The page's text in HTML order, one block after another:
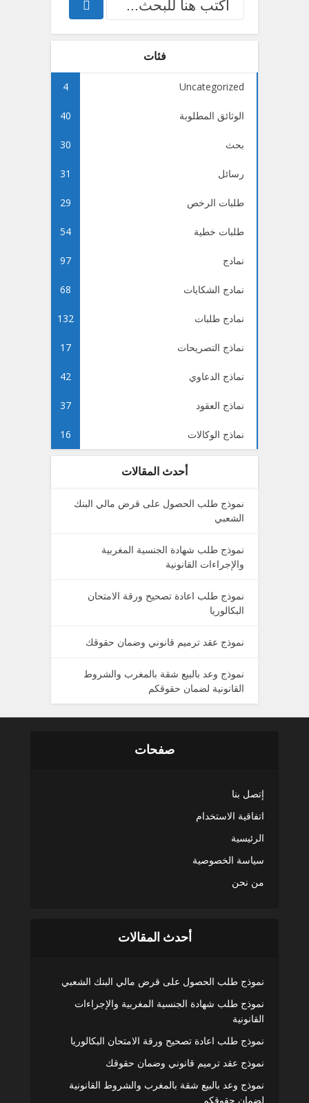
فئات
Uncategorized
4
الوثائق المطلوبة 40
بحث 30
رسائل 31
طلبات الرخص 29
طلبات خطية 54
نمادج 97
نمادج الشكايات 68
نمادج طلبات 132
نماذج التصريحات 17
نماذج الدعاوي 42
نماذج العقود 37
نماذج الوكالات 16
أحدث المقالات
نموذج طلب الحصول على قرض مالي البنك
الشعبي
نموذج طلب شهادة الجنسية المغربية
والإجراءات القانونية
نموذج طلب اعادة تصحيح ورقة الامتحان
البكالوريا
نموذج عقد ترميم قانوني وضمان حقوقك
نموذج وعد بالبيع شقة بالمغرب والشروط
القانونية لضمان حقوقكم
صفحات
إتصل بنا
اتفاقية الاستخدام
الرئيسية
سياسة الخصوصية
من نحن
أحدث المقالات
نموذج طلب الحصول على قرض مالي البنك الشعبي
نموذج طلب شهادة الجنسية المغربية والإجراءات
القانونية
نموذج طلب اعادة تصحيح ورقة الامتحان البكالوريا
نموذج عقد ترميم قانوني وضمان حقوقك
نموذج وعد بالبيع شقة بالمغرب والشروط القانونية
لضمان حقوقكم